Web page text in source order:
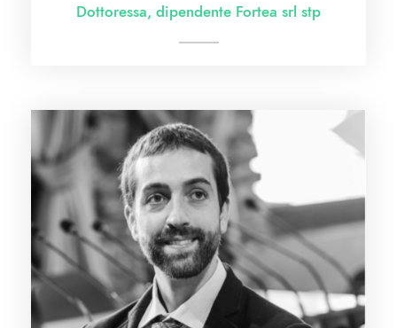
Dottoressa, dipendente Fortea srl stp